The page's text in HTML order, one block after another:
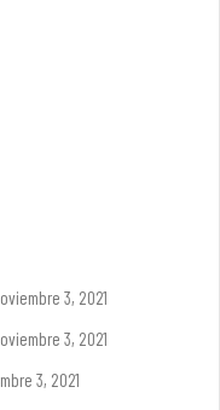
3, 2021
3, 2021
3, 2021